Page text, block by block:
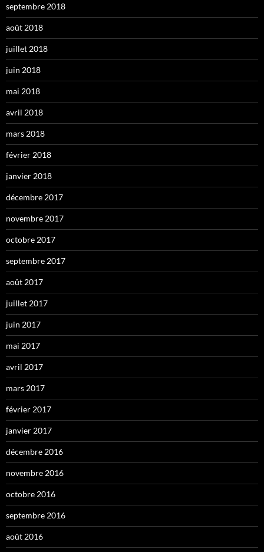
septembre 2018
août 2018
juillet 2018
juin 2018
mai 2018
avril 2018
mars 2018
février 2018
janvier 2018
décembre 2017
novembre 2017
octobre 2017
septembre 2017
août 2017
juillet 2017
juin 2017
mai 2017
avril 2017
mars 2017
février 2017
janvier 2017
décembre 2016
novembre 2016
octobre 2016
septembre 2016
août 2016